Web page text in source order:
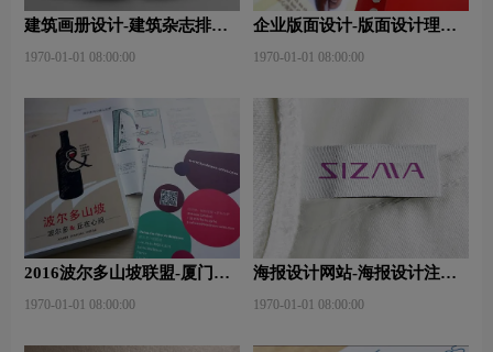
建筑画册设计-建筑杂志排版
用？
1970-01-01 08:00:00
企业版面设计-版面设计理
1970-01-01 08:00:00
2016波尔多山坡联盟-厦门大
1970-01-01 08:00:00
海报设计网站-海报设计注意
1970-01-01 08:00:00